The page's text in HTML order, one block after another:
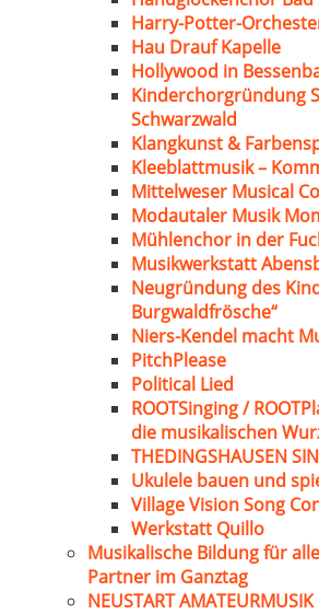
Harry-Potter-
Hau Drauf Kapelle
Hollywood in
Kinderchorgründung
Schwarzwald
Klangkunst &
Kleeblattmusik –
Mittelweser Musical
Modautaler Musik
Mühlenchor in der
Musikwerkstatt
Neugründung des
Burgwaldfrösche“
Niers-Kendel macht
PitchPlease
Political Lied
ROOTSinging /
die musikalischen
THEDINGSHAUSEN
Ukulele bauen und
Village Vision Song
Werkstatt Quillo
Musikalische Bildung für
Partner im Ganztag
NEUSTART AMATEURMUSIK